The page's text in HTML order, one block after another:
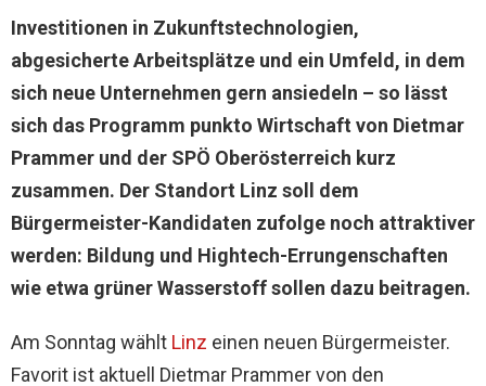
Investitionen in Zukunftstechnologien,
abgesicherte Arbeitsplätze und ein Umfeld, in dem
sich neue Unternehmen gern ansiedeln – so lässt
sich das Programm punkto Wirtschaft von Dietmar
Prammer und der SPÖ Oberösterreich kurz
zusammen. Der Standort Linz soll dem
Bürgermeister-Kandidaten zufolge noch attraktiver
werden: Bildung und Hightech-Errungenschaften
wie etwa grüner Wasserstoff sollen dazu beitragen.
Am Sonntag wählt Linz einen neuen Bürgermeister.
Favorit ist aktuell Dietmar Prammer von den